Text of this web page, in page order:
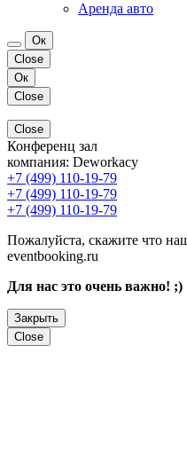
Аренда авто
Ок
Close
Ок
Close
Close
Конференц зал
компания: Deworkacy
+7 (499) 110-19-79
+7 (499) 110-19-79
+7 (499) 110-19-79
Пожалуйста, скажите что
eventbooking.ru
Для нас это очень важно! ;)
Закрыть
Close